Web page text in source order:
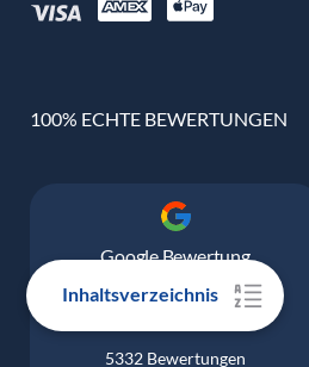
Inhaltsverzeichnis
100% ECHTE BEWERTUNGEN
Google Bewertung
4.9
5332 Bewertungen